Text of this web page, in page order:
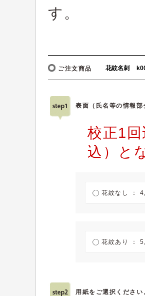
す。
ご注文商品
表面（氏名等の情報
校正1
込）と
花紋なし ：
花紋あり ：
用紙をご選択ください